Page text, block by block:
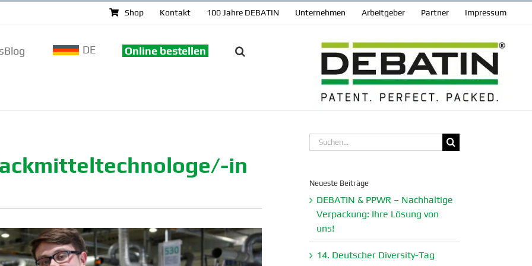
Shop Kontakt 100 Jahre DEBATIN Unter­nehmen Arbeit­geber Partner Impressum
DE Online bestellen
in
Suche
nach:
Neueste Beiträge
DEBATIN & PPWR – Nachhaltige
Verpa­ckung: Ihre Lösung von
uns!
14. Deutscher Diversity-Tag